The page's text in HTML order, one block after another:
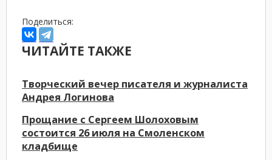
Поделиться:
ЧИТАЙТЕ ТАКЖЕ
Творческий вечер писателя и журналиста
Андрея Логинова
Прощание с Сергеем Шолоховым
состоится 26 июля на Смоленском
кладбище